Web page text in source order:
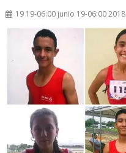
19 19-06:00 junio 19-06:00 2018